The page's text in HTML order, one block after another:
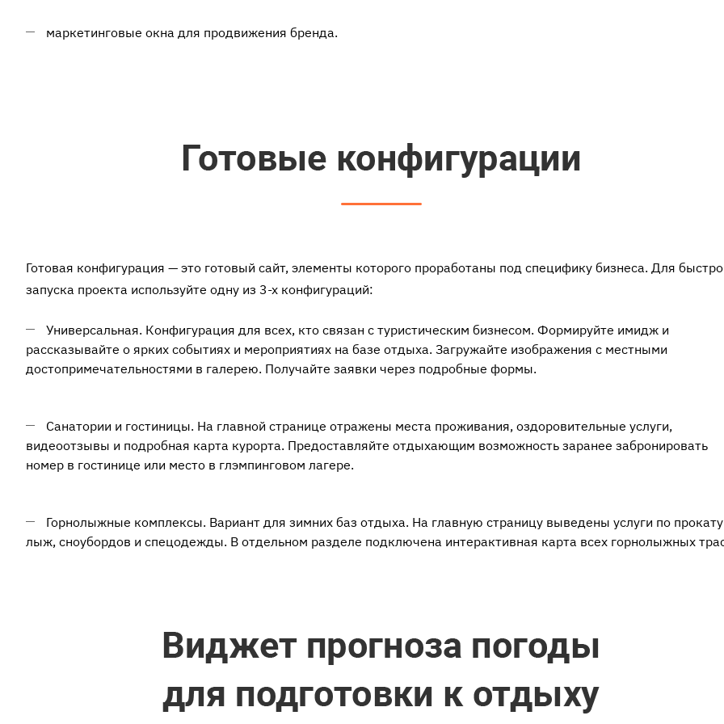
маркетинговые окна для продвижения бренда.
Готовая конфигурация — это готовый сайт, элементы которого проработаны под специфику бизнеса. Для
запуска проекта используйте одну из 3-х конфигураций:
Универсальная. Конфигурация для всех, кто связан с туристическим бизнесом. Формируйте имидж и
рассказывайте о ярких событиях и мероприятиях на базе отдыха. Загружайте изображения с местными
достопримечательностями в галерею. Получайте заявки через подробные формы.
Санатории и гостиницы. На главной странице отражены места проживания, оздоровительные услуги,
видеоотзывы и подробная карта курорта. Предоставляйте отдыхающим возможность заранее забронировать
номер в гостинице или место в глэмпинговом лагере.
Горнолыжные комплексы. Вариант для зимних баз отдыха. На главную страницу выведены услуги по прокату
лыж, сноубордов и спецодежды. В отдельном разделе подключена интерактивная карта всех горнолыжных